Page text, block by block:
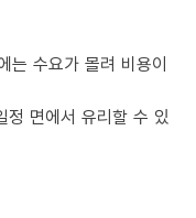
는 수요가 몰려 비용이
정 면에서 유리할 수 있